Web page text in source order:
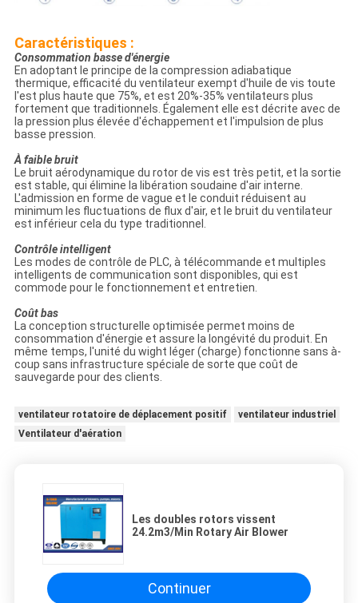
Caractéristiques :
Consommation basse d'énergie
En adoptant le principe de la compression adiabatique
thermique, efficacité du ventilateur exempt d'huile de vis toute
l'est plus haute que 75%, et est 20%-35% ventilateurs plus
fortement que traditionnels. Également elle est décrite avec de
la pression plus élevée d'échappement et l'impulsion de plus
basse pression.
À faible bruit
Le bruit aérodynamique du rotor de vis est très petit, et la sortie
est stable, qui élimine la libération soudaine d'air interne.
L'admission en forme de vague et le conduit réduisent au
minimum les fluctuations de flux d'air, et le bruit du ventilateur
est inférieur cela du type traditionnel.
Contrôle intelligent
Les modes de contrôle de PLC, à télécommande et multiples
intelligents de communication sont disponibles, qui est
commode pour le fonctionnement et entretien.
Coût bas
La conception structurelle optimisée permet moins de
consommation d'énergie et assure la longévité du produit. En
même temps, l'unité du wight léger (charge) fonctionne sans à-
coup sans infrastructure spéciale de sorte que coût de
sauvegarde pour des clients.
ventilateur rotatoire de déplacement positif
ventilateur industriel
Ventilateur d'aération
Les doubles rotors vissent
24.2m3/Min Rotary Air Blower
Continuer